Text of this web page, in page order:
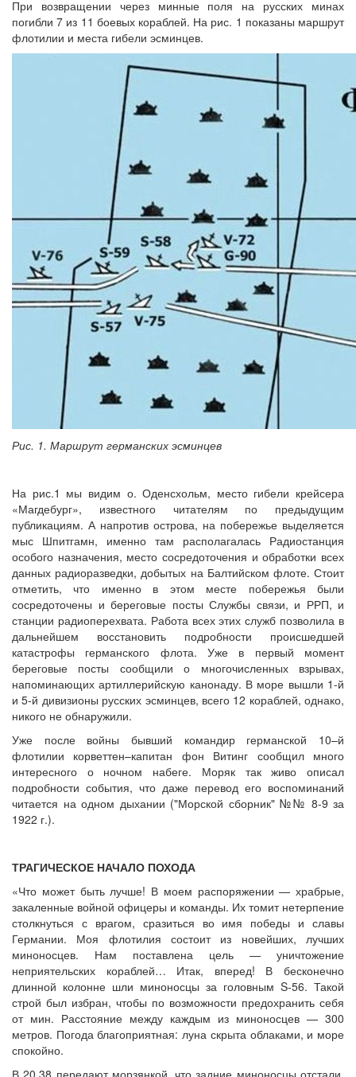
При возвращении через минные поля на русских минах
погибли 7 из 11 боевых кораблей. На рис. 1 показаны маршрут
флотилии и места гибели эсминцев.
Рис. 1. Маршрут германских эсминцев
На рис.1 мы видим о. Оденсхольм, место гибели крейсера
«Магдебург», известного читателям по предыдущим
публикациям. А напротив острова, на побережье выделяется
мыс Шпитгамн, именно там располагалась Радиостанция
особого назначения, место сосредоточения и обработки всех
данных радиоразведки, добытых на Балтийском флоте. Стоит
отметить, что именно в этом месте побережья были
сосредоточены и береговые посты Службы связи, и РРП, и
станции радиоперехвата. Работа всех этих служб позволила в
дальнейшем восстановить подробности происшедшей
катастрофы германского флота. Уже в первый момент
береговые посты сообщили о многочисленных взрывах,
напоминающих артиллерийскую канонаду. В море вышли 1-й
и 5-й дивизионы русских эсминцев, всего 12 кораблей, однако,
никого не обнаружили.
Уже после войны бывший командир германской 10–й
флотилии корветтен–капитан фон Витинг сообщил много
интересного о ночном набеге. Моряк так живо описал
подробности события, что даже перевод его воспоминаний
читается на одном дыхании ("Морской сборник" №№ 8-9 за
1922 г.).
ТРАГИЧЕСКОЕ НАЧАЛО ПОХОДА
«Что может быть лучше! В моем распоряжении — храбрые,
закаленные войной офицеры и команды. Их томит нетерпение
столкнуться с врагом, сразиться во имя победы и славы
Германии. Моя флотилия состоит из новейших, лучших
миноносцев. Нам поставлена цель — уничтожение
неприятельских кораблей… Итак, вперед! В бесконечно
длинной колонне шли миноносцы за головным S-56. Такой
строй был избран, чтобы по воз­можности предохранить себя
от мин. Расстояние между каждым из миноносцев — 300
метров. Погода благоприятная: луна скрыта облаками, и море
спокойно.
В 20.38 передают морзянкой, что задние миноносцы отстали.